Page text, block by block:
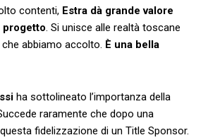
contenti, Estra dà grande valore
progetto. Si unisce alle realtà toscane
abbiamo accolto. È una bella
ha sottolineato l’importanza della
raramente che dopo una
fidelizzazione di un Title Sponsor.